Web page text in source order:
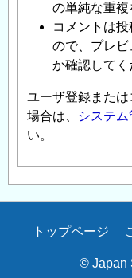
の単純な重複
コメントは
ので、プレ
か確認してく
ユーザ登録また
場合は、
システ
い。
Secondary
トップページ
© Japan